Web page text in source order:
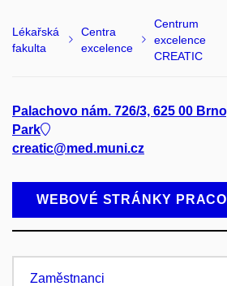
Lékařská
fakulta
Centra
excelence
Centrum
excelence
CREATIC
Palachovo nám. 726/3, 625 00
Park
creatic@med.muni.cz
WEBOVÉ STRÁNKY
Zaměstnanci